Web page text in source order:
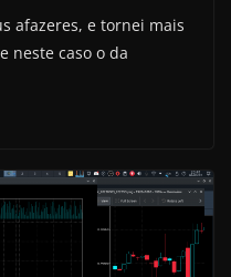
afazeres, e tornei mais
neste caso o da